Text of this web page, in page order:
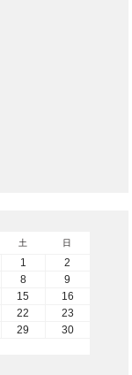
土 日
1
2
8
9
15
16
22
23
29
30